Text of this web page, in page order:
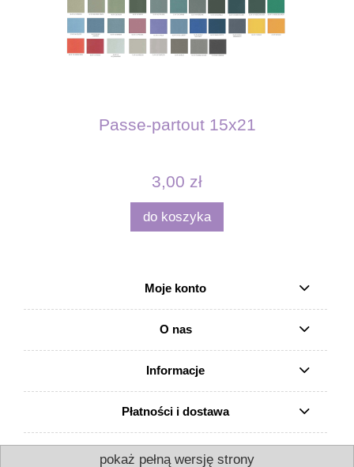
Passe-partout 15x21
3,00 zł
do koszyka
Moje konto
O nas
Informacje
Płatności i dostawa
pokaż pełną wersję strony